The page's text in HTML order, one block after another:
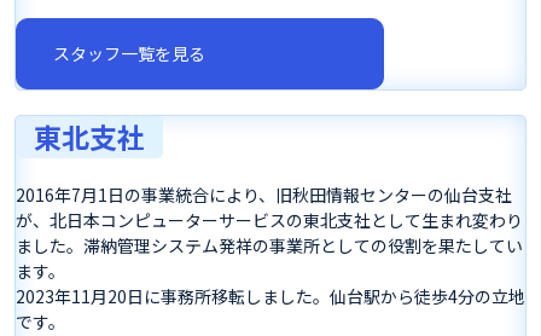
スタッフ一覧を見る
東北支社
2016年7月1日の事業統合により、旧秋田情報センターの仙台支社
が、北日本コンピューターサービスの東北支社として生まれ変わり
ました。滞納管理システム発祥の事業所としての役割を果たしてい
ます。
2023年11月20日に事務所移転しました。仙台駅から徒歩4分の立地
です。